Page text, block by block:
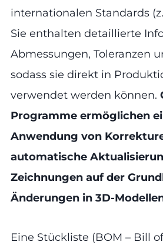
internationalen Standards (z.
Sie enthalten detaillierte
Abmessungen, Toleranzen
sodass sie direkt in
verwendet werden können.
Programme ermöglichen
Anwendung von
automatische
Zeichnungen auf der
Änderungen in 3D-
Eine Stückliste (BOM – Bill